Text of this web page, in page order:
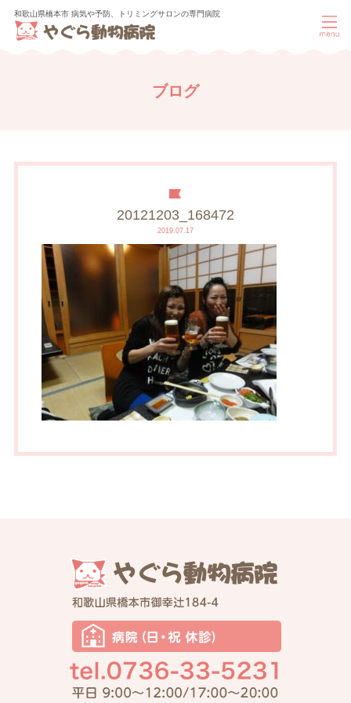
和歌山県橋本市 病気や予防、トリミングサロンの専門病院
ブログ
20121203_168472
2019.07.17